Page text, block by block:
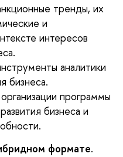
тренды, их
и
интересов
аналитики
бизнеса.
программы
бизнеса и
формате.